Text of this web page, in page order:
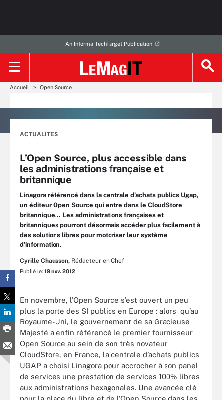
An Informa TechTarget Publication
Accueil Open Source
ACTUALITES
L’Open Source, plus accessible dans
les administrations française et
britannique
Linagora référencé dans la centrale d’achats publics Ugap,
un éditeur Open Source qui entre dans le CloudStore
britannique... Les administrations françaises et
britanniques pourront désormais accéder plus facilement à
des solutions libres pour motoriser leur système
d’information.
Cyrille Chausson, Rédacteur en Chef
Publié le: 19 nov. 2012
En novembre, l’Open Source s’est ouvert un peu
plus la porte des SI publics en Europe : alors qu’au
Royaume-Uni, le gouvernement de sa Gracieuse
Majesté a enfin référencé le premier fournisseur
Open Source au sein de son très novateur
CloudStore, en France, la centrale d’achats publics
UGAP a choisi Linagora pour accrocher à son panel
de services une prestation de services 100% libres
aux administrations hexagonales. Une avancée clé
pour la place du libre et de l’Open Source dans les